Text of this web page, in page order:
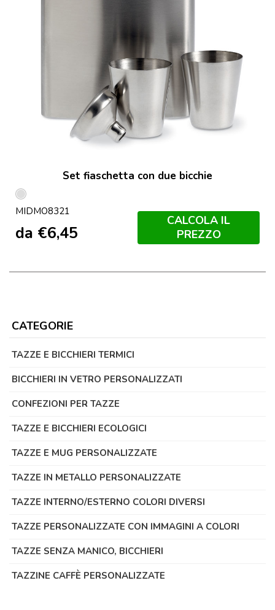
CATEGORIE
TAZZE E BICCHIERI TERMICI
BICCHIERI IN VETRO PERSONALIZZATI
CONFEZIONI PER TAZZE
TAZZE E BICCHIERI ECOLOGICI
TAZZE E MUG PERSONALIZZATE
TAZZE IN METALLO PERSONALIZZATE
TAZZE INTERNO/ESTERNO COLORI DIVERSI
TAZZE PERSONALIZZATE CON IMMAGINI A COLORI
TAZZE SENZA MANICO, BICCHIERI
TAZZINE CAFFÈ PERSONALIZZATE
Set fiaschetta con due bicchie
Argento
Opaco
MIDMO8321
da €6,45
CALCOLA IL
PREZZO